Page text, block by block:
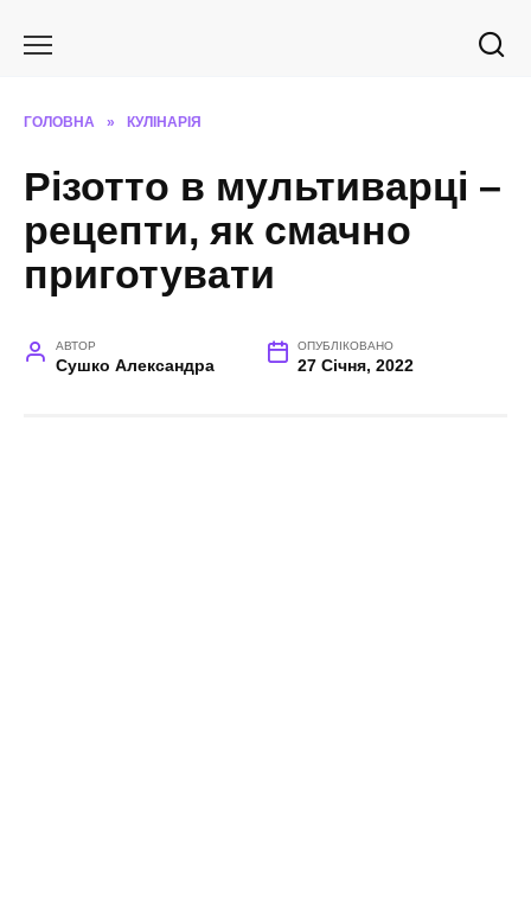
ГОЛОВНА » КУЛІНАРІЯ
Різотто в мультиварці –
рецепти, як смачно
приготувати
АВТОР
Сушко Александра
ОПУБЛІКОВАНО
27 Січня, 2022